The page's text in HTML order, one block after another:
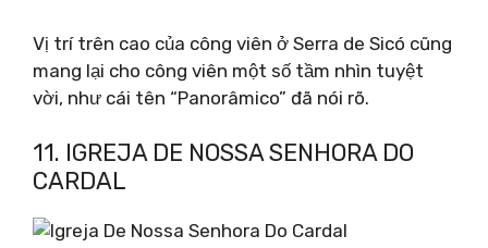
Vị trí trên cao của công viên ở Serra de Sicó cũng
mang lại cho công viên một số tầm nhìn tuyệt
vời, như cái tên “Panorâmico” đã nói rõ.
11. IGREJA DE NOSSA SENHORA DO
CARDAL